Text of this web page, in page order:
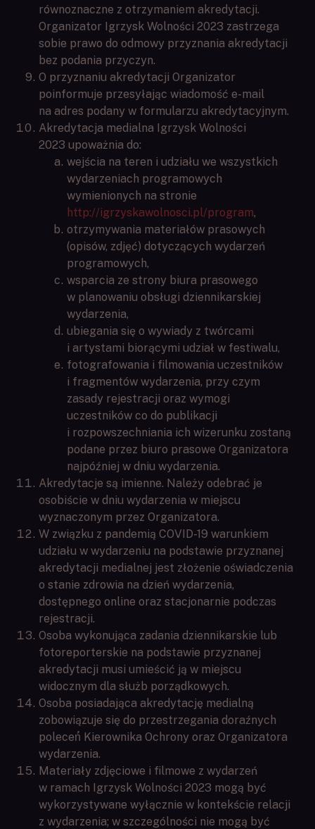
równoznaczne z otrzymaniem akredytacji.
Organizator Igrzysk Wolności 2023 zastrzega
sobie prawo do odmowy przyznania akredytacji
bez podania przyczyn.
O przyznaniu akredytacji Organizator
poinformuje przesyłając wiadomość e-mail
na adres podany w formularzu akredytacyjnym.
Akredytacja medialna Igrzysk Wolności
2023 upoważnia do:
wejścia na teren i udziału we wszystkich
wydarzeniach programowych
wymienionych na stronie
http://igrzyskawolnosci.pl/program,
otrzymywania materiałów prasowych
(opisów, zdjęć) dotyczących wydarzeń
programowych,
wsparcia ze strony biura prasowego
w planowaniu obsługi dziennikarskiej
wydarzenia,
ubiegania się o wywiady z twórcami
i artystami biorącymi udział w festiwalu,
fotografowania i filmowania uczestników
i fragmentów wydarzenia, przy czym
zasady rejestracji oraz wymogi
uczestników co do publikacji
i rozpowszechniania ich wizerunku zostaną
podane przez biuro prasowe Organizatora
najpóźniej w dniu wydarzenia.
Akredytacje są imienne. Należy odebrać je
osobiście w dniu wydarzenia w miejscu
wyznaczonym przez Organizatora.
W związku z pandemią COVID-19 warunkiem
udziału w wydarzeniu na podstawie przyznanej
akredytacji medialnej jest złożenie oświadczenia
o stanie zdrowia na dzień wydarzenia,
dostępnego online oraz stacjonarnie podczas
rejestracji.
Osoba wykonująca zadania dziennikarskie lub
fotoreporterskie na podstawie przyznanej
akredytacji musi umieścić ją w miejscu
widocznym dla służb porządkowych.
Osoba posiadająca akredytację medialną
zobowiązuje się do przestrzegania doraźnych
poleceń́ Kierownika Ochrony oraz Organizatora
wydarzenia.
Materiały zdjęciowe i filmowe z wydarzeń
w ramach Igrzysk Wolności 2023 mogą być
wykorzystywane wyłącznie w kontekście relacji
z wydarzenia; w szczególności nie mogą być